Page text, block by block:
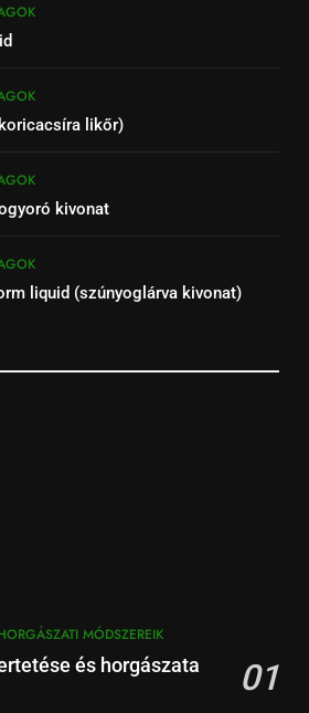
likőr)
kivonat
liquid (szúnyoglárva kivonat)
MÓDSZEREIK
és horgászata 01